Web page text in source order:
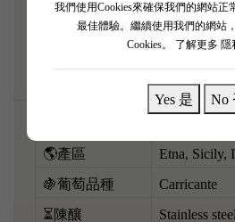
我們使用Cookies來確保我們的網站正
最佳體驗。繼續使用我們的網站
Cookies。
了解更多 隱
Yes 是 No
鮮生蠔、白灼蝦或者精緻嘅廣
🌎產區 Etna, Sicily,
🍇葡萄品種 Carricante
⏳陳釀 Stainless